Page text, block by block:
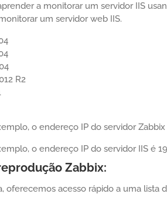
a monitorar um servidor IIS
um servidor web IIS.
R2
o endereço IP do servidor Zabbix
o endereço IP do servidor IIS é
Zabbix:
oferecemos acesso rápido a uma lista